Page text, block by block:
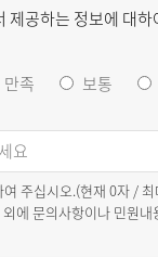
제공하는 정보에 대
만족 보통
주십시오.(현재 0자 / 최
에 문의사항이나 민원